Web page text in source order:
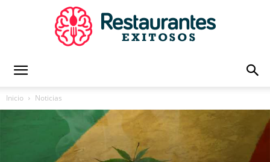
Exitosos
Inicio Noticias